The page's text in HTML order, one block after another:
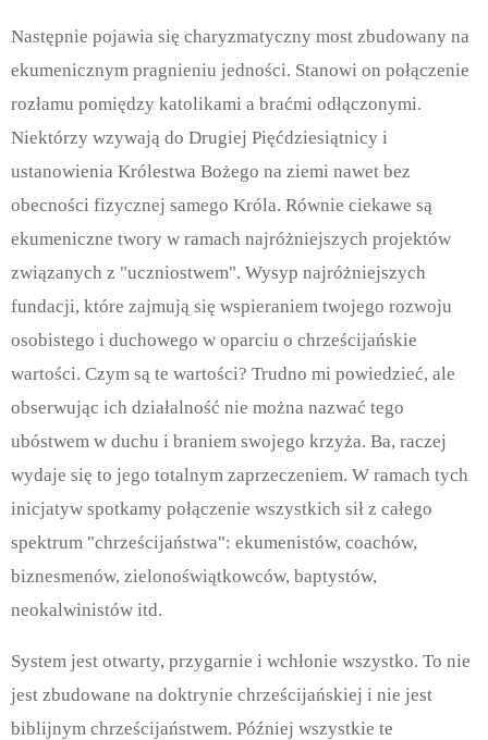
Następnie pojawia się charyzmatyczny most zbudowany na
ekumenicznym pragnieniu jedności. Stanowi on połączenie
rozłamu pomiędzy katolikami a braćmi odłączonymi.
Niektórzy wzywają do Drugiej Pięćdziesiątnicy i
ustanowienia Królestwa Bożego na ziemi nawet bez
obecności fizycznej samego Króla. Równie ciekawe są
ekumeniczne twory w ramach najróżniejszych projektów
związanych z "uczniostwem". Wysyp najróżniejszych
fundacji, które zajmują się wspieraniem twojego rozwoju
osobistego i duchowego w oparciu o chrześcijańskie
wartości. Czym są te wartości? Trudno mi powiedzieć, ale
obserwując ich działalność nie można nazwać tego
ubóstwem w duchu i braniem swojego krzyża. Ba, raczej
wydaje się to jego totalnym zaprzeczeniem. W ramach tych
inicjatyw spotkamy połączenie wszystkich sił z całego
spektrum "chrześcijaństwa": ekumenistów, coachów,
biznesmenów, zielonoświątkowców, baptystów,
neokalwinistów itd.
System jest otwarty, przygarnie i wchłonie wszystko. To nie
jest zbudowane na doktrynie chrześcijańskiej i nie jest
biblijnym chrześcijaństwem. Później wszystkie te